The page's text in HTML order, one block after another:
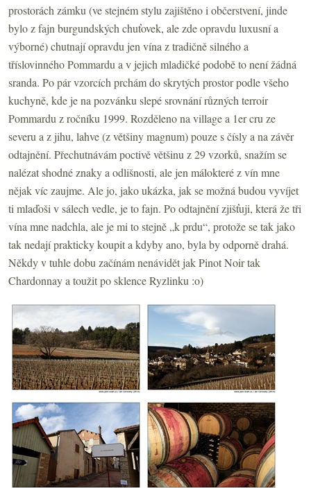
prostorách zámku (ve stejném stylu zajištěno i občerstvení, jinde
bylo z fajn burgundských chuťovek, ale zde opravdu luxusní a
výborné) chutnají opravdu jen vína z tradičně silného a
tříslovinného Pommardu a v jejich mladičké podobě to není žádná
sranda. Po pár vzorcích prchám do skrytých prostor podle všeho
kuchyně, kde je na pozvánku slepé srovnání různých terroir
Pommardu z ročníku 1999. Rozděleno na village a 1er cru ze
severu a z jihu, lahve (z většiny magnum) pouze s čísly a na závěr
odtajnění. Přechutnávám poctivě většinu z 29 vzorků, snažím se
nalézat shodné znaky a odlišnosti, ale jen málokteré z vín mne
nějak víc zaujme. Ale jo, jako ukázka, jak se možná budou vyvíjet
ti mlaďoši v sálech vedle, je to fajn. Po odtajnění zjišťuji, která že tři
vína mne nadchla, ale je mi to stejně „k prdu“, protože se tak jako
tak nedají prakticky koupit a kdyby ano, byla by odporně drahá.
Někdy v tuhle dobu začínám nenávidět jak Pinot Noir tak
Chardonnay a toužit po sklence Ryzlinku :o)